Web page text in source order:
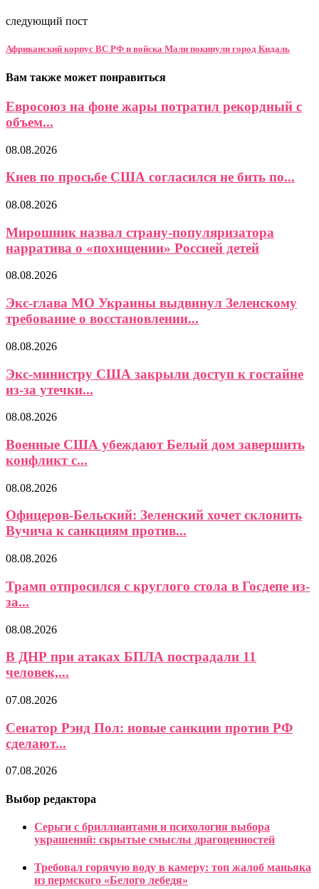
следующий пост
Африканский корпус ВС РФ и войска Мали покинули город Кидаль
Вам также может понравиться
Евросоюз на фоне жары потратил рекордный с
объем...
08.08.2026
Киев по просьбе США согласился не бить по...
08.08.2026
Мирошник назвал страну-популяризатора
нарратива о «похищении» Россией детей
08.08.2026
Экс-глава МО Украины выдвинул Зеленскому
требование о восстановлении...
08.08.2026
Экс-министру США закрыли доступ к гостайне
из-за утечки...
08.08.2026
Военные США убеждают Белый дом завершить
конфликт с...
08.08.2026
Офицеров-Бельский: Зеленский хочет склонить
Вучича к санкциям против...
08.08.2026
Трамп отпросился с круглого стола в Госдепе из-
за...
08.08.2026
В ДНР при атаках БПЛА пострадали 11
человек,...
07.08.2026
Сенатор Рэнд Пол: новые санкции против РФ
сделают...
07.08.2026
Выбор редактора
Серьги с бриллиантами и психология выбора
украшений: скрытые смыслы драгоценностей
Требовал горячую воду в камеру: топ жалоб маньяка
из пермского «Белого лебедя»